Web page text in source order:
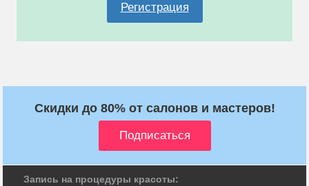
Регистрация
Скидки до 80% от салонов и мастеров!
Запись на процедуры красоты: